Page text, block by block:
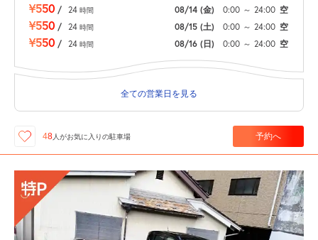
¥550 / 24 時間 08/14 (金) 0:00 ～ 24:00 空
¥550 / 24 時間 08/15 (土) 0:00 ～ 24:00 空
¥550 / 24 時間 08/16 (日) 0:00 ～ 24:00 空
全ての営業日を見る
48人がお気に入りの駐車場 予約へ